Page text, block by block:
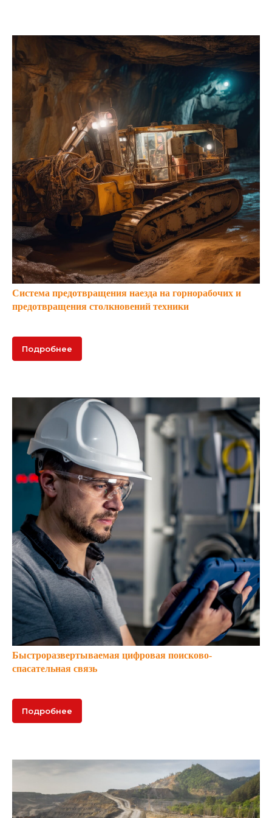
Система предотвращения наезда на горнорабочих и
предотвращения столкновений техники
Подробнее
Быстроразвертываемая цифровая поисково-
спасательная связь
Подробнее
Заказать звонок
Ваше имя*
Телефон*
персональных данных